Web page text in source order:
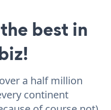
best in
a half million
continent